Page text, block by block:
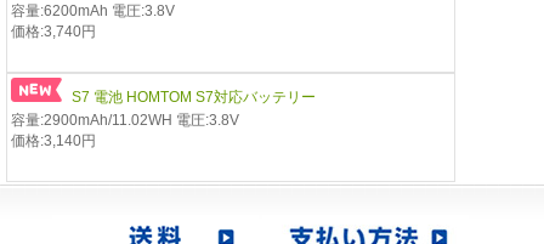
容量:6200mAh 電圧:3.8V
価格:3,740円
S7 電池 HOMTOM S7対応バッテリー
容量:2900mAh/11.02WH 電圧:3.8V
価格:3,140円